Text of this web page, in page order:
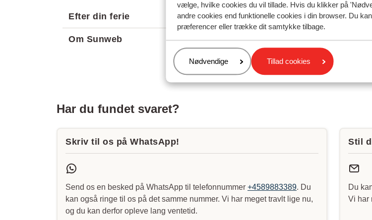
vælge, hvilke cookies du vil tillade. Hvis du klikker på
andre cookies end funktionelle cookies i din browser. Du
præferencer eller trække dit samtykke tilbage.
Administrer
Nødvendige Tillad cookies
Efter din ferie
Om Sunweb
Har du fundet svaret?
Skriv til os på WhatsApp!
Send os en besked på WhatsApp til telefonnummer +4589883389. Du
kan også ringe til os på det samme nummer. Vi har meget travlt lige nu,
og du kan derfor opleve lang ventetid.
Stil
Du
Vi har